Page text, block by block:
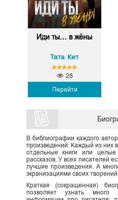
Иди ты… в жёны
Тата Кит
Перейти
28
В библиографии каждого
произведений. Каждый из них
отдельные книги или
рассказов. У всех писателей
лучшие произведения. А
экранизациями своих
Краткая (сокращенная)
позволяет узнать много